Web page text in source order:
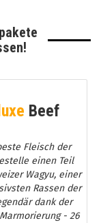
Beef
Fleisch der
einen Teil
Wagyu, einer
Rassen der
dank der
- 26